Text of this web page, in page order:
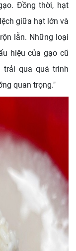
Đồng thời, hạt
giữa hạt lớn và
lẫn. Những loại
hiệu của gạo cũ
qua quá trình
quan trọng."